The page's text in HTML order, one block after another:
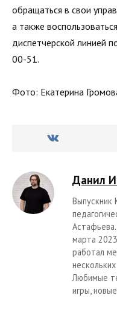
обращаться в свои
а также
диспетчерской линией
00-51.
Фото: Екатерина
Данил
Выпускник
марта
работал
Любимые
игры,